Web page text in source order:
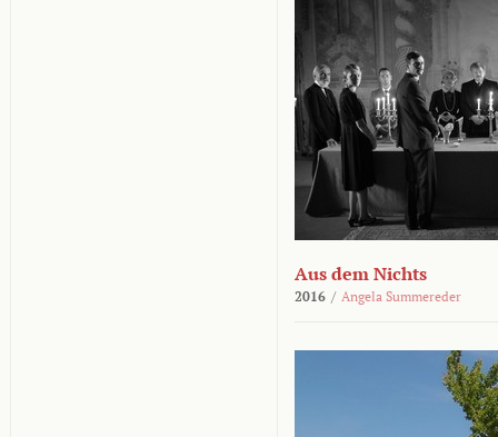
Aus dem Nichts
2016 / Angela Summereder